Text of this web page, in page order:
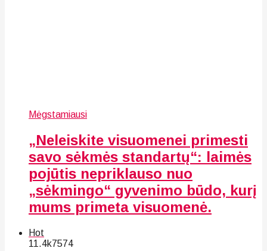
Mėgstamiausi
„Neleiskite visuomenei primesti
savo sėkmės standartų“: laimės
pojūtis nepriklauso nuo
„sėkmingo“ gyvenimo būdo, kurį
mums primeta visuomenė.
Hot
11.4k7574